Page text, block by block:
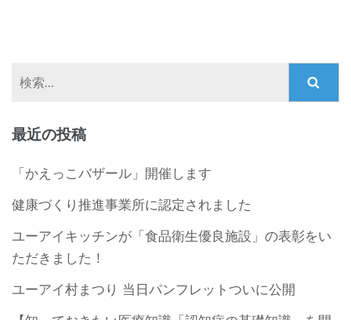
最近の投稿
「かえっこバザール」開催します
健康づくり推進事業所に認定されました
ユーアイキッチンが「食品衛生優良施設」の表彰をい
ただきました！
ユーアイ村まつり 当日パンフレットついに公開